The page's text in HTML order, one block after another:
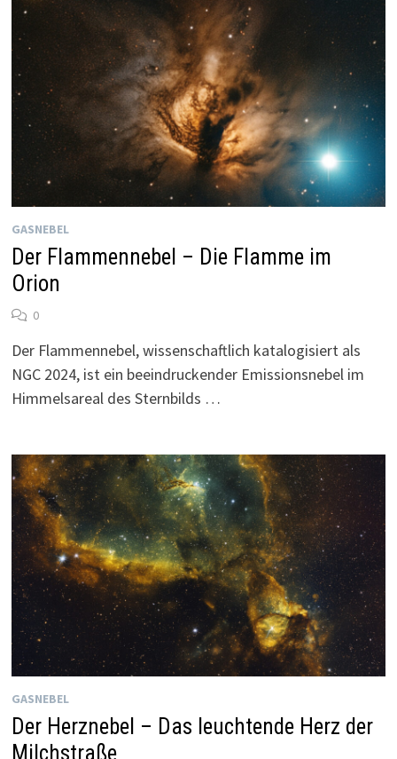
GASNEBEL
Der Flammennebel – Die Flamme im
Orion
0
Der Flammennebel, wissenschaftlich katalogisiert als
NGC 2024, ist ein beeindruckender Emissionsnebel im
Himmelsareal des Sternbilds …
GASNEBEL
Der Herznebel – Das leuchtende Herz der
Milchstraße